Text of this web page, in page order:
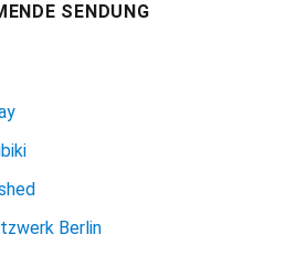
SENDUNG
Berlin